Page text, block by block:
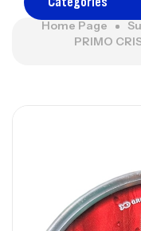
Home Page
PRIMO